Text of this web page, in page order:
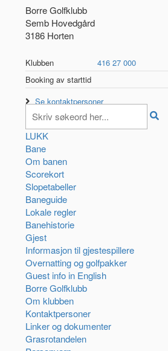
Borre Golfklubb
Semb Hovedgård
3186 Horten
Klubben
416 27 000
Booking av starttid
Se kontaktpersoner
LUKK
Bane
Om banen
Scorekort
Slopetabeller
Baneguide
Lokale regler
Banehistorie
Gjest
Informasjon til gjestespillere
Overnatting og golfpakker
Guest info in English
Borre Golfklubb
Om klubben
Kontaktpersoner
Linker og dokumenter
Grasrotandelen